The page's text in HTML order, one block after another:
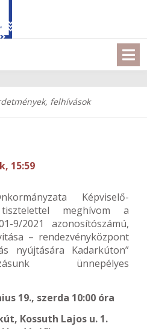
felhívások
15:59
Képviselő-
meghívom a
9/2021 azonosítószámú,
– rendezvényközpont
nyújtására Kadarkúton”
ünnepélyes
19., szerda 10:00 óra
Kossuth Lajos u. 1.